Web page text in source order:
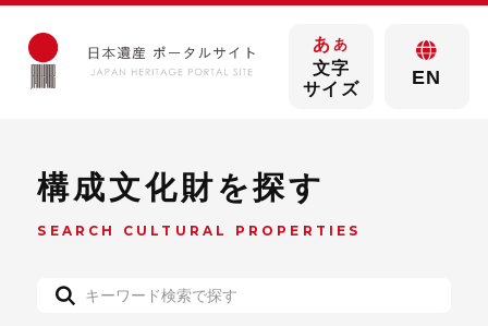
あ あ
文字
サイズ
EN
構成文化財を探す
SEARCH CULTURAL PROPERTIES